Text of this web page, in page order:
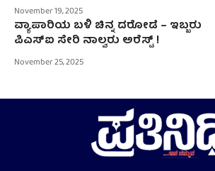
November 19, 2025
ವ್ಯಾಪಾರಿಯ ಬಳಿ ಚಿನ್ನ ದರೋಡೆ – ಇಬ್ಬರು
ಪಿಎಸ್‍ಐ ಸೇರಿ ನಾಲ್ವರು ಅರೆಸ್ಟ್ !
November 25, 2025